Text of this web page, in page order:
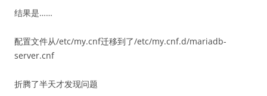
结果是……
配置文件从/etc/my.cnf迁移到了/etc/my.cnf.d/mariadb-
server.cnf
折腾了半天才发现问题